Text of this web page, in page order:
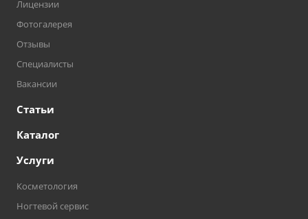
Лицензии
Фотогалерея
Отзывы
Специалисты
Вакансии
Статьи
Каталог
Услуги
Косметология
Ногтевой сервис